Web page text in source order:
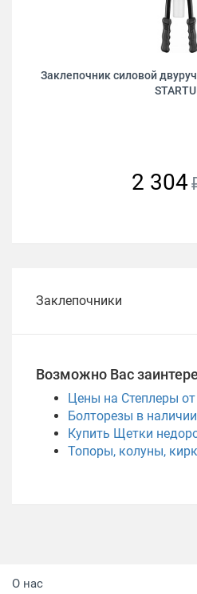
Заклепочник силовой
2 304
Заклепочники
Возможно Вас
Цены на Степлеры от
Болторезы в наличии
Купить Щетки
Топоры, колуны,
О нас